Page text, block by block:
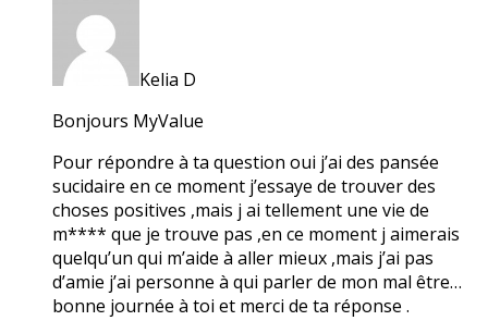
Kelia D
Bonjours MyValue
Pour répondre à ta question oui j’ai des pansée
sucidaire en ce moment j’essaye de trouver des
choses positives ,mais j ai tellement une vie de
m**** que je trouve pas ,en ce moment j aimerais
quelqu’un qui m’aide à aller mieux ,mais j’ai pas
d’amie j’ai personne à qui parler de mon mal être…
bonne journée à toi et merci de ta réponse .